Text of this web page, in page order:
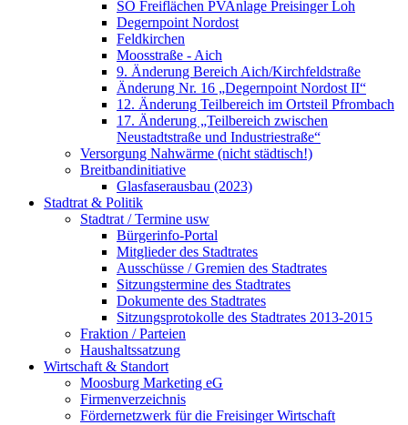
SO Freiflächen PV­Anlage Preisinger Loh
Degernpoint Nordost
Feldkirchen
Moosstraße - Aich
9. Änderung Bereich Aich/Kirchfeldstraße
Änderung Nr. 16 „Degernpoint Nordost II“
12. Änderung Teilbereich im Ortsteil Pfrombach
17. Änderung „Teilbereich zwischen
Neustadtstraße und Industriestraße“
Versorgung Nahwärme (nicht städtisch!)
Breitbandinitiative
Glasfaserausbau (2023)
Stadtrat & Politik
Stadtrat / Termine usw
Bürgerinfo-Portal
Mitglieder des Stadtrates
Ausschüsse / Gremien des Stadtrates
Sitzungstermine des Stadtrates
Dokumente des Stadtrates
Sitzungsprotokolle des Stadtrates 2013-2015
Fraktion / Parteien
Haushaltssatzung
Wirtschaft & Standort
Moosburg Marketing eG
Firmenverzeichnis
Fördernetzwerk für die Freisinger Wirtschaft